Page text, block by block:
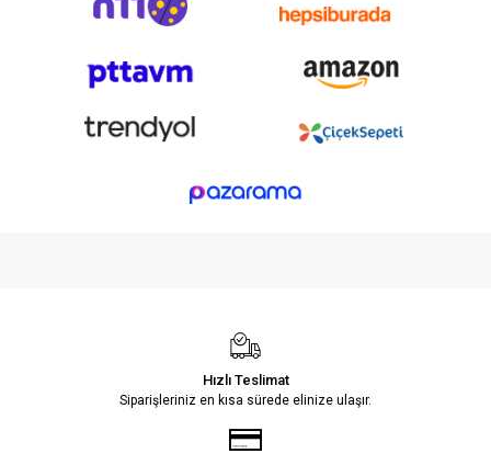
Hızlı Teslimat
Siparişleriniz en kısa sürede elinize ulaşır.